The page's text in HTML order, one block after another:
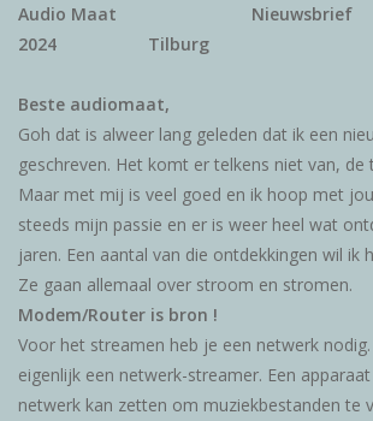
Sale
Info
Reviews
Merken
Audio Maat Nieuwsbrief
2024 Tilburg
Beste audiomaat,
Goh dat is alweer lang geleden dat ik een
geschreven. Het komt er telkens niet van,
Maar met mij is veel goed en ik hoop met
steeds mijn passie en er is weer heel wat
jaren. Een aantal van die ontdekkingen wil ik
Ze gaan allemaal over stroom en stromen.
Modem/Router is bron !
Voor het streamen heb je een netwerk
eigenlijk een netwerk-streamer. Een
netwerk kan zetten om muziekbestanden te